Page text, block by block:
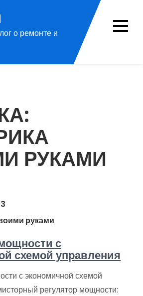
о ремонте и
РУКАМИ
руками
с
схемой управления
с экономичной схемой
регулятор мощности: